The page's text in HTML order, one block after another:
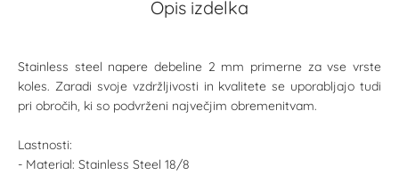
Opis izdelka
Stainless steel napere debeline 2 mm primerne za vse vrste
koles. Zaradi svoje vzdržljivosti in kvalitete se uporabljajo tudi
pri obročih, ki so podvrženi največjim obremenitvam.
Lastnosti:
- Material: Stainless Steel 18/8